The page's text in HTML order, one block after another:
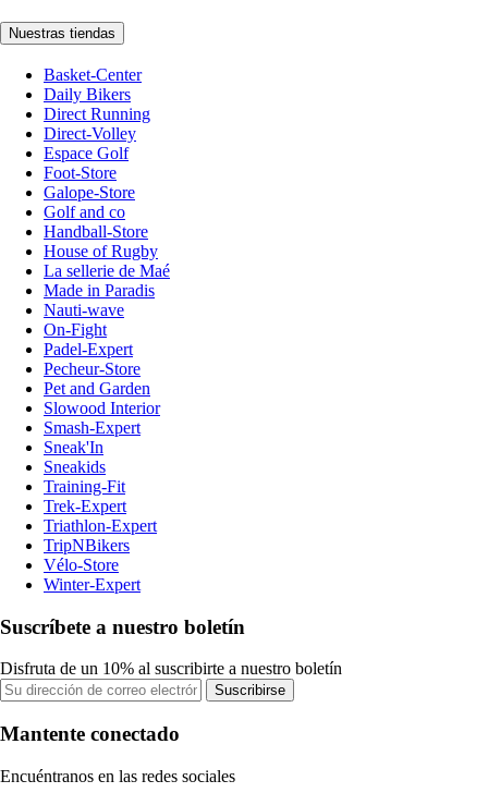
Nuestras tiendas
Basket-Center
Daily Bikers
Direct Running
Direct-Volley
Espace Golf
Foot-Store
Galope-Store
Golf and co
Handball-Store
House of Rugby
La sellerie de Maé
Made in Paradis
Nauti-wave
On-Fight
Padel-Expert
Pecheur-Store
Pet and Garden
Slowood Interior
Smash-Expert
Sneak'In
Sneakids
Training-Fit
Trek-Expert
Triathlon-Expert
TripNBikers
Vélo-Store
Winter-Expert
Suscríbete a nuestro boletín
Disfruta de un 10% al suscribirte a nuestro boletín
Suscribirse
Mantente conectado
Encuéntranos en las redes sociales